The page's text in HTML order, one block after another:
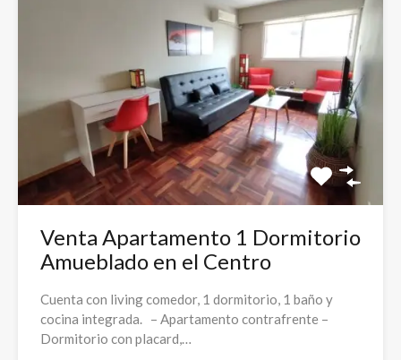
Venta Apartamento 1 Dormitorio
Amueblado en el Centro
Cuenta con living comedor, 1 dormitorio, 1 baño y
cocina integrada. – Apartamento contrafrente –
Dormitorio con placard,…